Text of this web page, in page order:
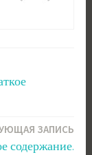
ЗАПИСЬ
содержание.